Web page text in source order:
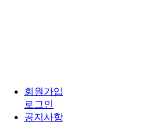
main
content
회원가입
로그인
공지사항